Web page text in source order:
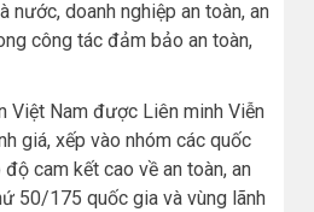
nước, doanh nghiệp an toàn, an
công tác đảm bảo an toàn,
Việt Nam được Liên minh Viễn
giá, xếp vào nhóm các quốc
cam kết cao về an toàn, an
50/175 quốc gia và vùng lãnh